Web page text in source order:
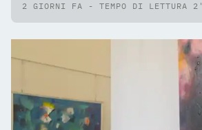
2 GIORNI FA - TEMPO DI LETTURA 2'